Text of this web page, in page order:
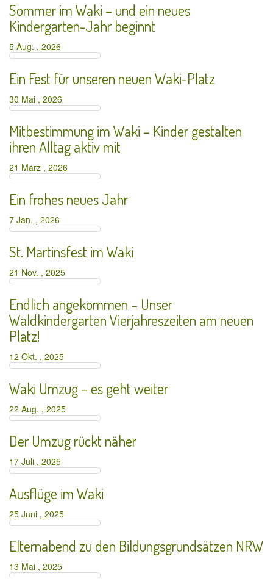
Sommer im Waki – und ein neues
Kindergarten-Jahr beginnt
5 Aug. , 2026
Ein Fest für unseren neuen Waki-Platz
30 Mai , 2026
Mitbestimmung im Waki – Kinder gestalten
ihren Alltag aktiv mit
21 März , 2026
Ein frohes neues Jahr
7 Jan. , 2026
St. Martinsfest im Waki
21 Nov. , 2025
Endlich angekommen – Unser
Waldkindergarten Vierjahreszeiten am neuen
Platz!
12 Okt. , 2025
Waki Umzug – es geht weiter
22 Aug. , 2025
Der Umzug rückt näher
17 Juli , 2025
Ausflüge im Waki
25 Juni , 2025
Elternabend zu den Bildungsgrundsätzen NRW
13 Mai , 2025